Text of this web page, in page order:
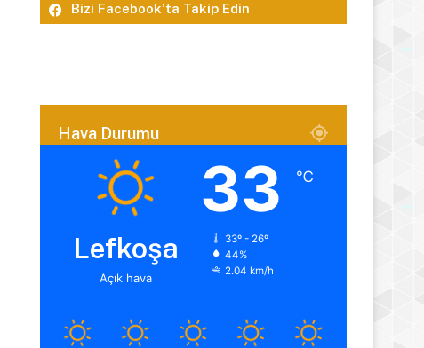
Bizi Facebook’ta Takip Edin
Hava Durumu
Lefkoşa
Açık hava
33 ℃
33º - 26º
44%
2.04 km/h